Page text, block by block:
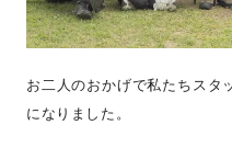
お二人のおかげで私たちスタ
になりました。